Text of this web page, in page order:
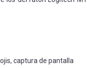
captura de pantalla